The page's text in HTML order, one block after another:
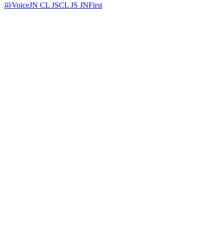
파VoiceJN CL JSCL JS JNFirst